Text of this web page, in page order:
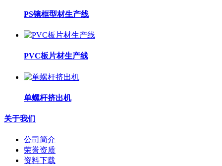
PS镜框型材生产线
PVC板片材生产线
单螺杆挤出机
关于我们
公司简介
荣誉资质
资料下载